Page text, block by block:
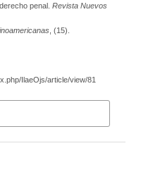
penal. Revista Nuevos
, (15).
IlaeOjs/article/view/81